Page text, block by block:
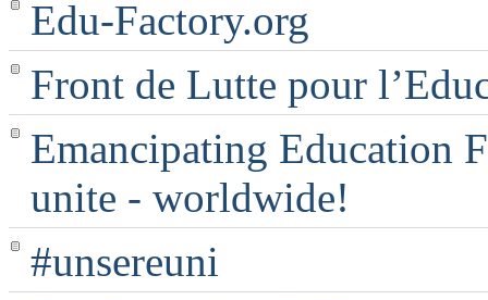
Edu-Factory.org
Front de Lutte pour
Emancipating Education
unite - worldwide!
#unsereuni